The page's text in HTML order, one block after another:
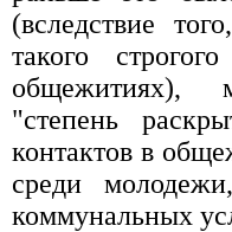
(вследствие
такого
общежитиях),
"степень
контактов в
среди
коммунальных